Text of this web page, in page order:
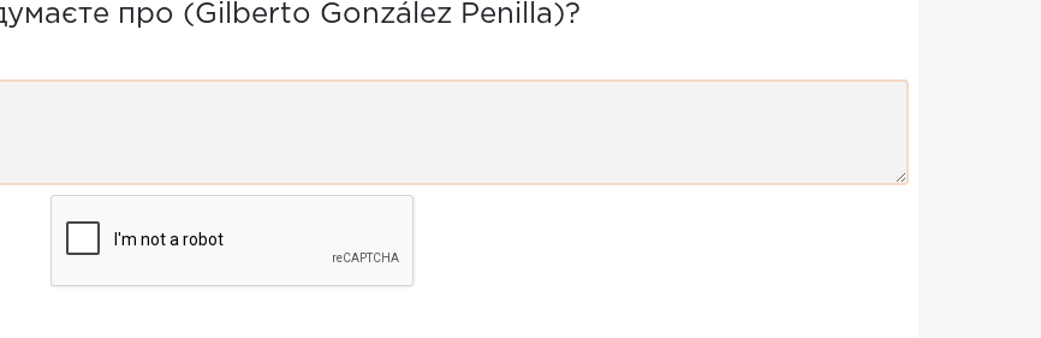
про (Gilberto González Penilla)?